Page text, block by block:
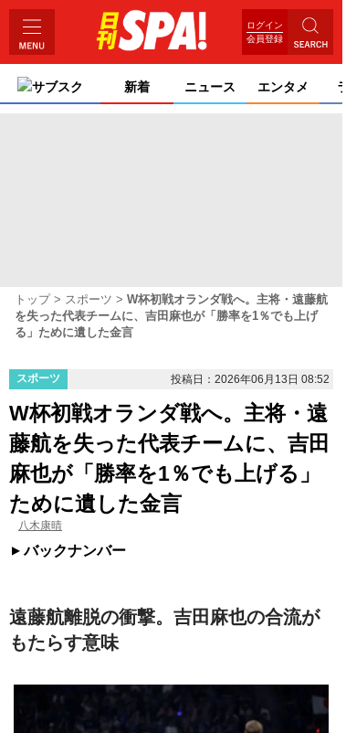
ログイン
会員登録
サブスク 新着 ニュース エンタメ
トップ スポーツ
W杯初戦オランダ戦へ。主将・遠藤航
を失った代表チームに、吉田麻也が「勝率を1％でも上げ
る」ために遺した金言
スポーツ 投稿日：2026年06月13日 08:52
W杯初戦オランダ戦へ。主将・遠
藤航を失った代表チームに、吉田
麻也が「勝率を1％でも上げる」
ために遺した金言
八木康晴
バックナンバー
遠藤航離脱の衝撃。吉田麻也の合流が
もたらす意味